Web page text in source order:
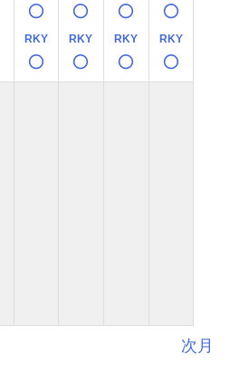
○
RKY
○
○
RKY
○
○
RKY
○
○
RKY
○
次月